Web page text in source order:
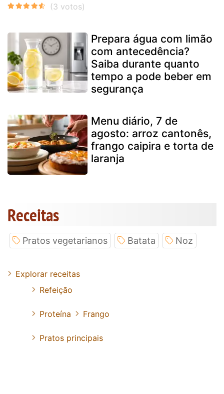
Prepara água com limão
com antecedência?
Saiba durante quanto
tempo a pode beber em
segurança
Menu diário, 7 de
agosto: arroz cantonês,
frango caipira e torta de
laranja
Receitas
Pratos vegetarianos Batata Noz
Explorar receitas
Refeição
Proteína Frango
Pratos principais